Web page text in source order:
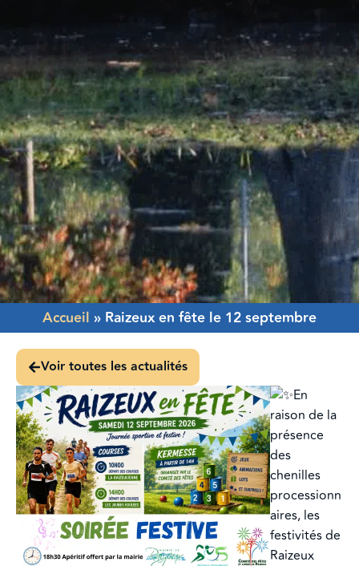
Accueil » Raizeux en fête le 12 septembre
Voir toutes les actualités
En
raison de la
présence
des
chenilles
processionn
aires, les
festivités de
Raizeux